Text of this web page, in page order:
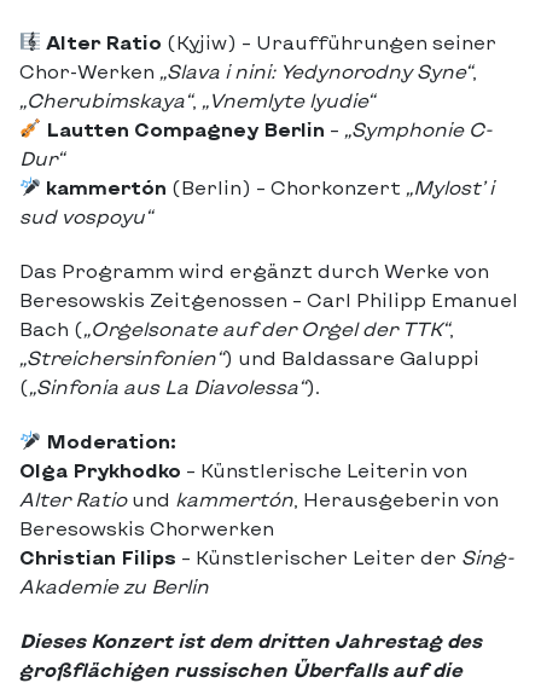
Alter Ratio (Kyjiw) – Uraufführungen seiner
Chor-Werken
„Slava i nini: Yedynorodny Syne“,
„Cherubimskaya“,
„Vnemlyte lyudie“
Lautten Compagney Berlin –
„Symphonie C-
Dur“
kammertón (Berlin) – Chorkonzert
„Mylost’ i
sud vospoyu“
Das Programm wird ergänzt durch Werke von
Beresowskis Zeitgenossen – Carl Philipp Emanuel
Bach ( „Orgelsonate auf der Orgel der TTK“,
„Streichersinfonien“) und Baldassare Galuppi
( „Sinfonia aus La Diavolessa“).
Moderation:
Olga Prykhodko – Künstlerische Leiterin von
Alter Ratiound kammertón , Herausgeberin von
Beresowskis Chorwerken
Christian Filips – Künstlerischer Leiter der Sing-
Akademie zu Berlin
Dieses Konzert ist dem dritten Jahrestag des
großflächigen russischen Überfalls auf die